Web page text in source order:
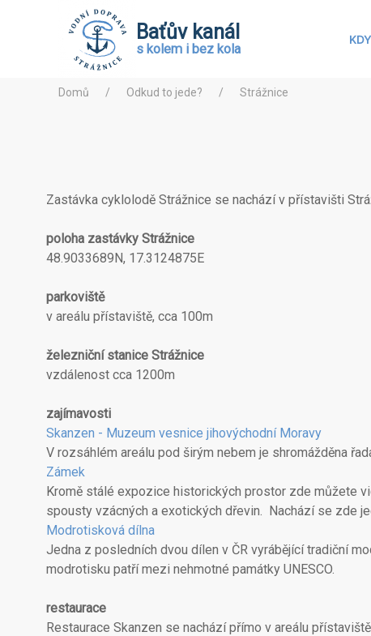
Baťův kanál
s kolem i bez kola
Domů Odkud to jede? Strážnice
Zastávka cyklolodě Strážnice se nachází v přístavišti
poloha zastávky Strážnice
48.9033689N, 17.3124875E
parkoviště
v areálu přístaviště, cca 100m
železniční stanice Strážnice
vzdálenost cca 1200m
zajímavosti
Skanzen - Muzeum vesnice jihovýchodní Moravy
V rozsáhlém areálu pod širým nebem je shromážděna
Zámek
Kromě stálé expozice historických prostor zde můžete
spousty vzácných a exotických dřevin. Nachází se zde
Modrotisková dílna
Jedna z posledních dvou dílen v ČR vyrábějící tradiční
modrotisku patří mezi nehmotné památky UNESCO.
restaurace
Restaurace Skanzen se nachází přímo v areálu